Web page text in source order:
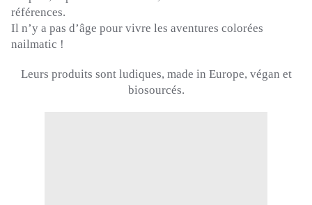
références.
Il n’y a pas d’âge pour vivre les aventures colorées
nailmatic !
Leurs produits sont ludiques, made in Europe, végan et
biosourcés.